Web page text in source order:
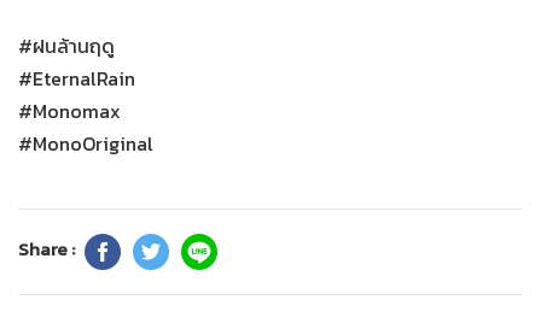
#ฝนล้านฤดู
#EternalRain
#Monomax
#MonoOriginal
Share :